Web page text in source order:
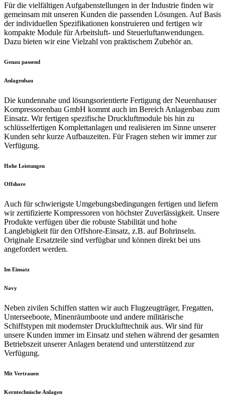
Für die vielfältigen Aufgabenstellungen in der Industrie finden wir
gemeinsam mit unseren Kunden die passenden Lösungen. Auf Basis
der individuellen Spezifikationen konstruieren und fertigen wir
kompakte Module für Arbeitsluft- und Steuerluftanwendungen.
Dazu bieten wir eine Vielzahl von praktischem Zubehör an.
Genau passend
Anlagenbau
Die kundennahe und lösungsorientierte Fertigung der Neuenhauser
Kompressorenbau GmbH kommt auch im Bereich Anlagenbau zum
Einsatz. Wir fertigen spezifische Druckluftmodule bis hin zu
schlüsselfertigen Komplettanlagen und realisieren im Sinne unserer
Kunden sehr kurze Aufbauzeiten. Für Fragen stehen wir immer zur
Verfügung.
Hohe Leistungen
Offshore
Auch für schwierigste Umgebungsbedingungen fertigen und liefern
wir zertifizierte Kompressoren von höchster Zuverlässigkeit. Unsere
Produkte verfügen über die robuste Stabilität und hohe
Langlebigkeit für den Offshore-Einsatz, z.B. auf Bohrinseln.
Originale Ersatzteile sind verfügbar und können direkt bei uns
angefordert werden.
Im Einsatz
Navy
Neben zivilen Schiffen statten wir auch Flugzeugträger, Fregatten,
Unterseeboote, Minenräumboote und andere militärische
Schiffstypen mit modernster Drucklufttechnik aus. Wir sind für
unsere Kunden immer im Einsatz und stehen während der gesamten
Betriebszeit unserer Anlagen beratend und unterstützend zur
Verfügung.
Mit Vertrauen
Kerntechnische Anlagen